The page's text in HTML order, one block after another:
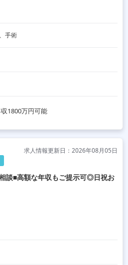
手術
1800万円可能
求人情報更新日：2026年08月05日
談■高額な年収もご提示可◎日祝お